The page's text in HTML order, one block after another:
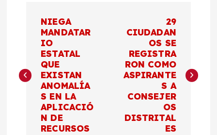
e
NIEGA
MANDATAR
IO
ESTATAL
QUE
EXISTAN
ANOMALÍA
S EN LA
APLICACIÓ
N DE
RECURSOS
29
CIUDADAN
OS SE
REGISTRA
RON COMO
ASPIRANTE
S A
CONSEJER
OS
DISTRITAL
ES